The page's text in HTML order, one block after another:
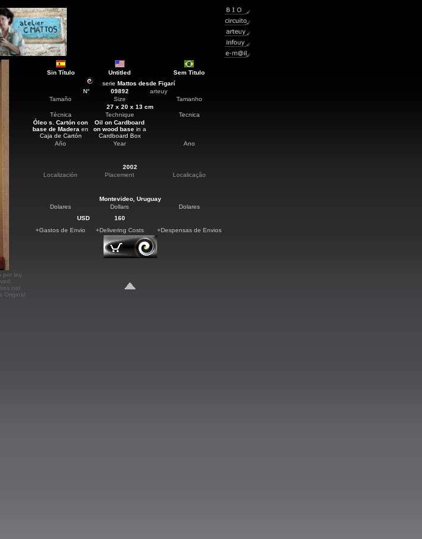
Sin Título Untitled
Sem Titulo
serie Mattos desde Figarí
N°
09892
arteuy
Tamaño
Size
Tamanho
27 x 20 x 13 cm
Técnica
Technique
Tecnica
Óleo s. Cartón con
base de Madera en
Caja de Cartón
Oil on Cardboard
on wood base in a
Cardboard Box
Año
Year Ano
2002
Localización
Placement Localicação
Montevideo, Uruguay
Dolares
Dollars
Dolares
USD
160
+Gastos de Envio
+Delivering Costs +Despensas de Envios
por ley.
not
Original